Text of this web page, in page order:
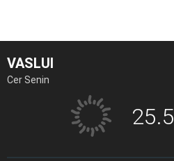
VASLUI
Cer Senin
25.5